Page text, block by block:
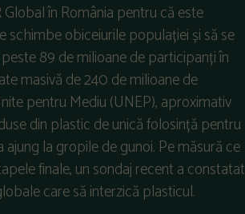
în România pentru că este
schimbe obiceiurile populației și să se
89 de milioane de participanți în
masivă de 240 de milioane de
pentru Mediu (UNEP), aproximativ
din plastic de unică folosință pentru
la gropile de gunoi. Pe măsură ce
finale, un sondaj recent a constatat
care să interzică plasticul.